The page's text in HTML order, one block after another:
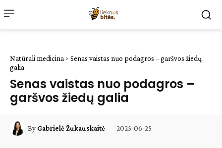
Natūrali medicina
Senas vaistas nuo podagros – garšvos žiedų
galia
Senas vaistas nuo podagros –
garšvos žiedų galia
By Gabrielė Žukauskaitė 2025-06-25